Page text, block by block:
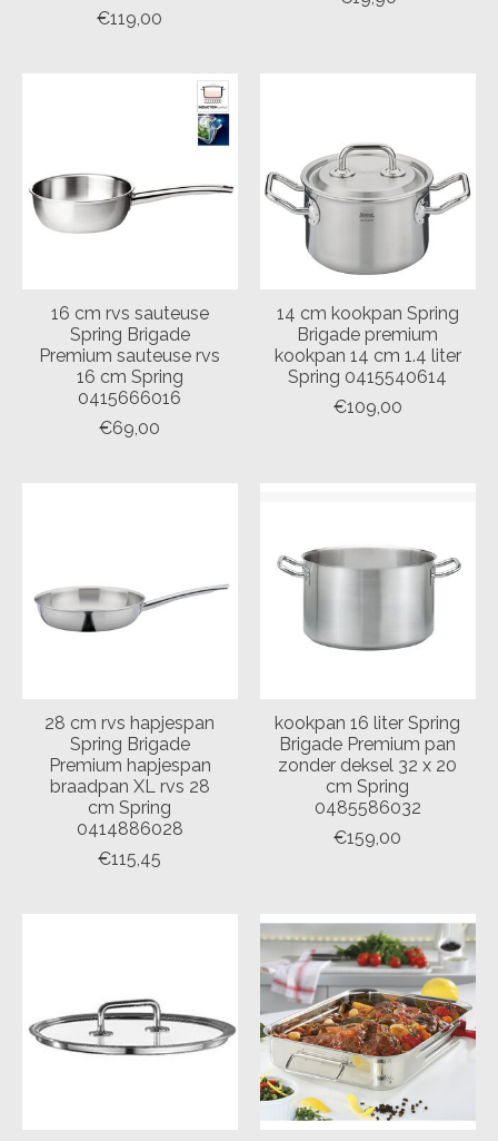
€119,00
16 cm rvs sauteuse
Spring Brigade
Premium sauteuse rvs
16 cm Spring
0415666016
€69,00
14 cm kookpan Spring
Brigade premium
kookpan 14 cm 1.4 liter
Spring 0415540614
€109,00
28 cm rvs hapjespan
Spring Brigade
Premium hapjespan
braadpan XL rvs 28
cm Spring
0414886028
€115,45
kookpan 16 liter Spring
Brigade Premium pan
zonder deksel 32 x 20
cm Spring
0485586032
€159,00